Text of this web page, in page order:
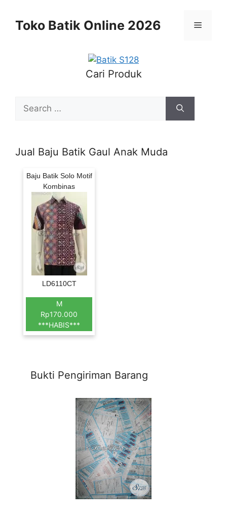
contentToko Batik Online 2026 Menu
Cari Produk
for:
Jual Baju Batik Gaul Anak Muda
Baju Batik Solo Motif
Kombinas
LD6110CT
M
Rp170.000
***HABIS***
Bukti Pengiriman Barang